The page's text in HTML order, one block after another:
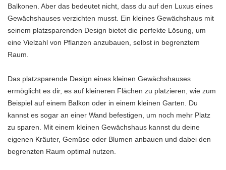
Balkonen. Aber das bedeutet nicht, dass du auf den Luxus eines
Gewächshauses verzichten musst. Ein kleines Gewächshaus mit
seinem platzsparenden Design bietet die perfekte Lösung, um
eine Vielzahl von Pflanzen anzubauen, selbst in begrenztem
Raum.
Das platzsparende Design eines kleinen Gewächshauses
ermöglicht es dir, es auf kleineren Flächen zu platzieren, wie zum
Beispiel auf einem Balkon oder in einem kleinen Garten. Du
kannst es sogar an einer Wand befestigen, um noch mehr Platz
zu sparen. Mit einem kleinen Gewächshaus kannst du deine
eigenen Kräuter, Gemüse oder Blumen anbauen und dabei den
begrenzten Raum optimal nutzen.